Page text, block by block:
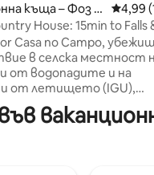
5, 152 отзива
къща – Фоз д
4,99
House: 15min to Falls
Casa no Campo,
в селска местност
от водопадите и на
от летището (IGU),
уединение и комфорт
над 400 м² 🛏️ 2 стаи